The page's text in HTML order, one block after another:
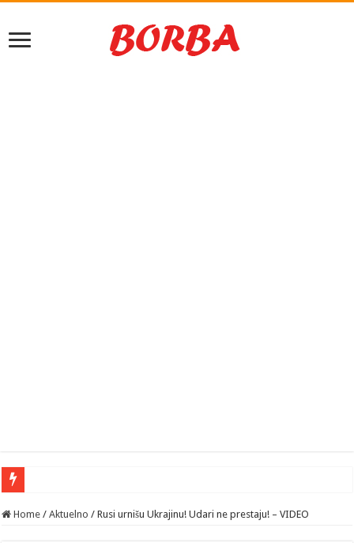
Home / Aktuelno / Rusi urnišu Ukrajinu! Udari ne prestaju! – VIDEO